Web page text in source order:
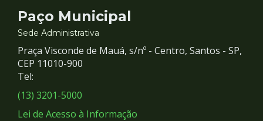
Contato
e
Redes
Sociais
Paço Municipal
Sede Administrativa
Praça Visconde de Mauá, s/nº - Centro, Santos - SP,
CEP 11010-900
Tel:
(13) 3201-5000
Lei de Acesso à Informação